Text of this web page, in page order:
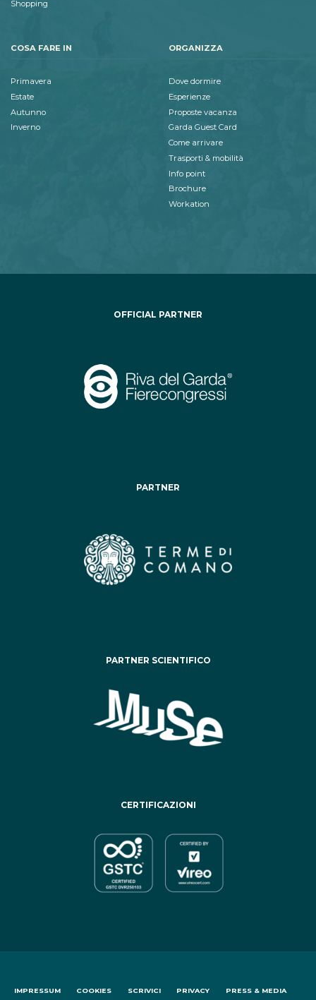
Shopping
COSA FARE IN
Primavera
Estate
Autunno
Inverno
ORGANIZZA
Dove dormire
Esperienze
Proposte vacanza
Garda Guest Card
Come arrivare
Trasporti & mobilità
Info point
Brochure
Workation
OFFICIAL PARTNER
PARTNER
PARTNER SCIENTIFICO
CERTIFICAZIONI
IMPRESSUM COOKIES SCRIVICI PRIVACY PRESS & MEDIA